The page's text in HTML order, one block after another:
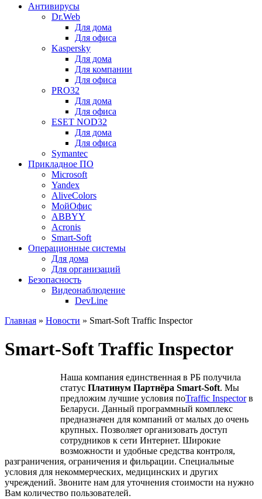
Антивирусы
Dr.Web
Для дома
Для офиса
Kaspersky
Для дома
Для компании
Для офиса
PRO32
Для дома
Для офиса
ESET NOD32
Для дома
Для офиса
Symantec
Прикладное ПО
Microsoft
Yandex
AliveColors
МойОфис
ABBYY
Acronis
Smart-Soft
Операционные системы
Для дома
Для организаций
Безопасность
Видеонаблюдение
DevLine
Главная » Новости » Smart-Soft Traffic Inspector
Smart-Soft Traffic Inspector
Наша компания единственная в РБ получила
статус Платинум Партнёра Smart-Soft. Мы
предложим лучшие условия поTraffic Inspectorв
Беларуси. Данный программный комплекс
предназначен для компаний от малых до очень
крупных. Позволяет организовать доступ
сотрудников к сети Интернет. Широкие
возможности и удобные средства контроля,
разграничения, ограничения и фильрации. Специальные
условия для некоммерческих, медицинских и других
учреждений. Звоните нам для уточнения стоимости на нужно
Вам количество пользователей.